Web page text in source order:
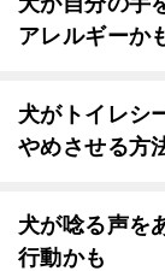
アレルギーか
犬がトイレシ
やめさせる方
犬が唸る声を
行動かも